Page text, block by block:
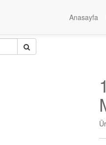
Anasayfa